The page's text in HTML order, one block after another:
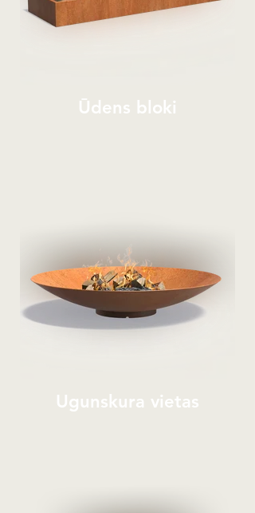
Ūdens bloki
Ugunskura vietas